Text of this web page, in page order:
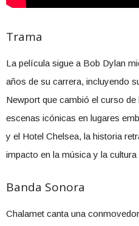
Trama
La película sigue a Bob Dylan
años de su carrera, incluyendo
Newport que cambió el curso
escenas icónicas en lugares
y el Hotel Chelsea, la historia
impacto en la música y la cultura
Banda Sonora
Chalamet canta una